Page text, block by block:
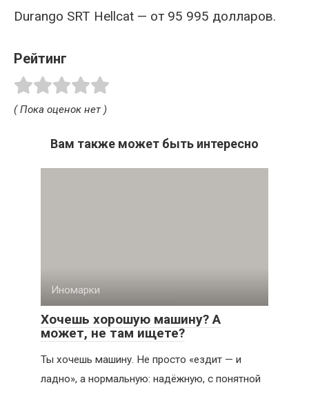
Durango SRT Hellcat — от 95 995 долларов.
Рейтинг
( Пока оценок нет )
Вам также может быть интересно
Иномарки
Хочешь хорошую машину? А
может, не там ищете?
Ты хочешь машину. Не просто «ездит — и
ладно», а нормальную: надёжную, с понятной